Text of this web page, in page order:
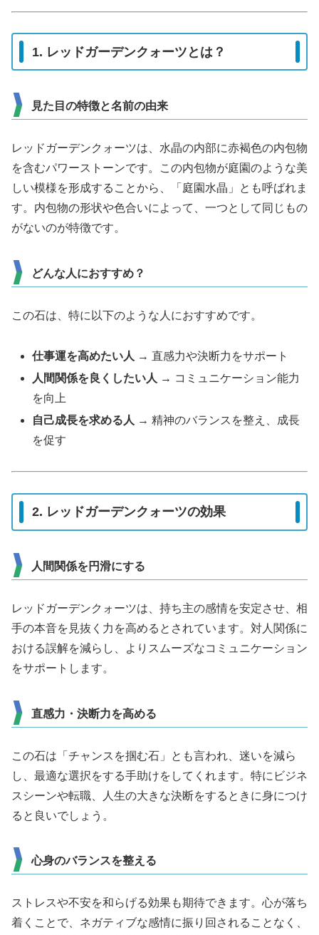
1. レッドガーデンクォーツとは？
見た目の特徴と名前の由来
レッドガーデンクォーツは、水晶の内部に赤褐色の内包物
を含むパワーストーンです。この内包物が庭園のような美
しい模様を形成することから、「庭園水晶」とも呼ばれま
す。内包物の形状や色合いによって、一つとして同じもの
がないのが特徴です。
どんな人におすすめ？
この石は、特に以下のような人におすすめです。
仕事運を高めたい人 → 直感力や決断力をサポート
人間関係を良くしたい人 → コミュニケーション能力
を向上
自己成長を求める人 → 精神のバランスを整え、成長
を促す
2. レッドガーデンクォーツの効果
人間関係を円滑にする
レッドガーデンクォーツは、持ち主の感情を安定させ、相
手の本音を見抜く力を高めるとされています。対人関係に
おける誤解を減らし、よりスムーズなコミュニケーション
をサポートします。
直感力・決断力を高める
この石は「チャンスを掴む石」とも言われ、迷いを減ら
し、最適な選択をする手助けをしてくれます。特にビジネ
スシーンや転職、人生の大きな決断をするときに身につけ
ると良いでしょう。
心身のバランスを整える
ストレスや不安を和らげる効果も期待できます。心が落ち
着くことで、ネガティブな感情に振り回されることなく、